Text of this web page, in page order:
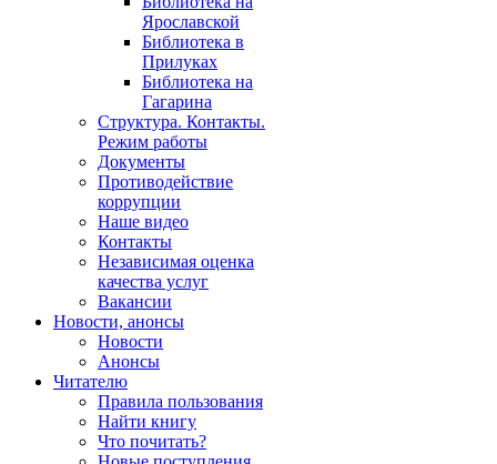
Ярославской
Библиотека в
Прилуках
Библиотека на
Гагарина
Структура. Контакты.
Режим работы
Документы
Противодействие
коррупции
Наше видео
Контакты
Независимая оценка
качества услуг
Вакансии
Новости, анонсы
Новости
Анонсы
Читателю
Правила пользования
Найти книгу
Что почитать?